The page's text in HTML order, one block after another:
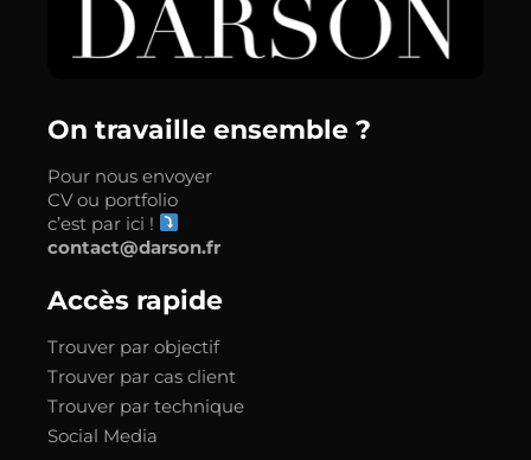
On travaille ensemble ?
Pour nous envoyer
CV ou portfolio
c’est par ici !
contact@darson.fr
Accès rapide
Trouver par objectif
Trouver par cas client
Trouver par technique
Social Media